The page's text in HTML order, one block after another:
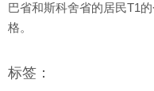
巴省和斯科舍省的居民T1
格。
标签：